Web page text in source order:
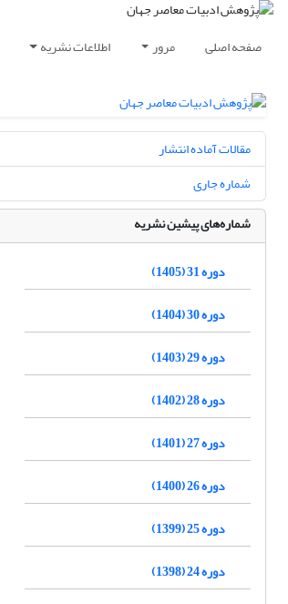
صفحه اصلی مرور اطلاعات نشریه
مقالات آماده انتشار
شماره جاری
شماره‌های پیشین نشریه
دوره 31 (1405)
دوره 30 (1404)
دوره 29 (1403)
دوره 28 (1402)
دوره 27 (1401)
دوره 26 (1400)
دوره 25 (1399)
دوره 24 (1398)